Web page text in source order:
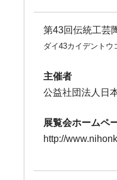
第43回伝統工芸
ダイ43カイデントウ
主催者
公益社団法人日
展覧会ホームペ
http://